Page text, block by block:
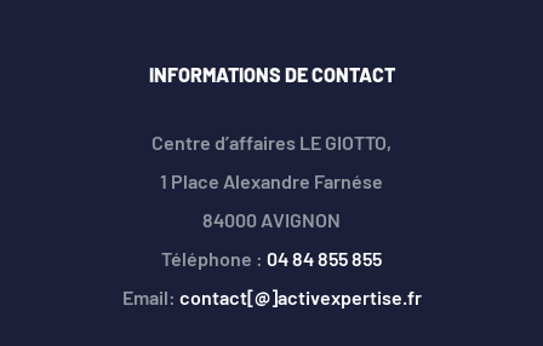
INFORMATIONS DE CONTACT
Centre d’affaires LE GIOTTO,
1 Place Alexandre Farnése
84000 AVIGNON
Téléphone : 04 84 855 855
Email: contact[@]activexpertise.fr